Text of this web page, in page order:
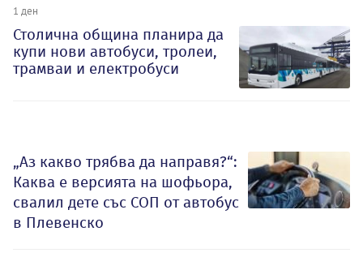
1 ден
Столична община планира да
купи нови автобуси, тролеи,
трамваи и електробуси
„Аз какво трябва да направя?“:
Каква е версията на шофьора,
свалил дете със СОП от автобус
в Плевенско